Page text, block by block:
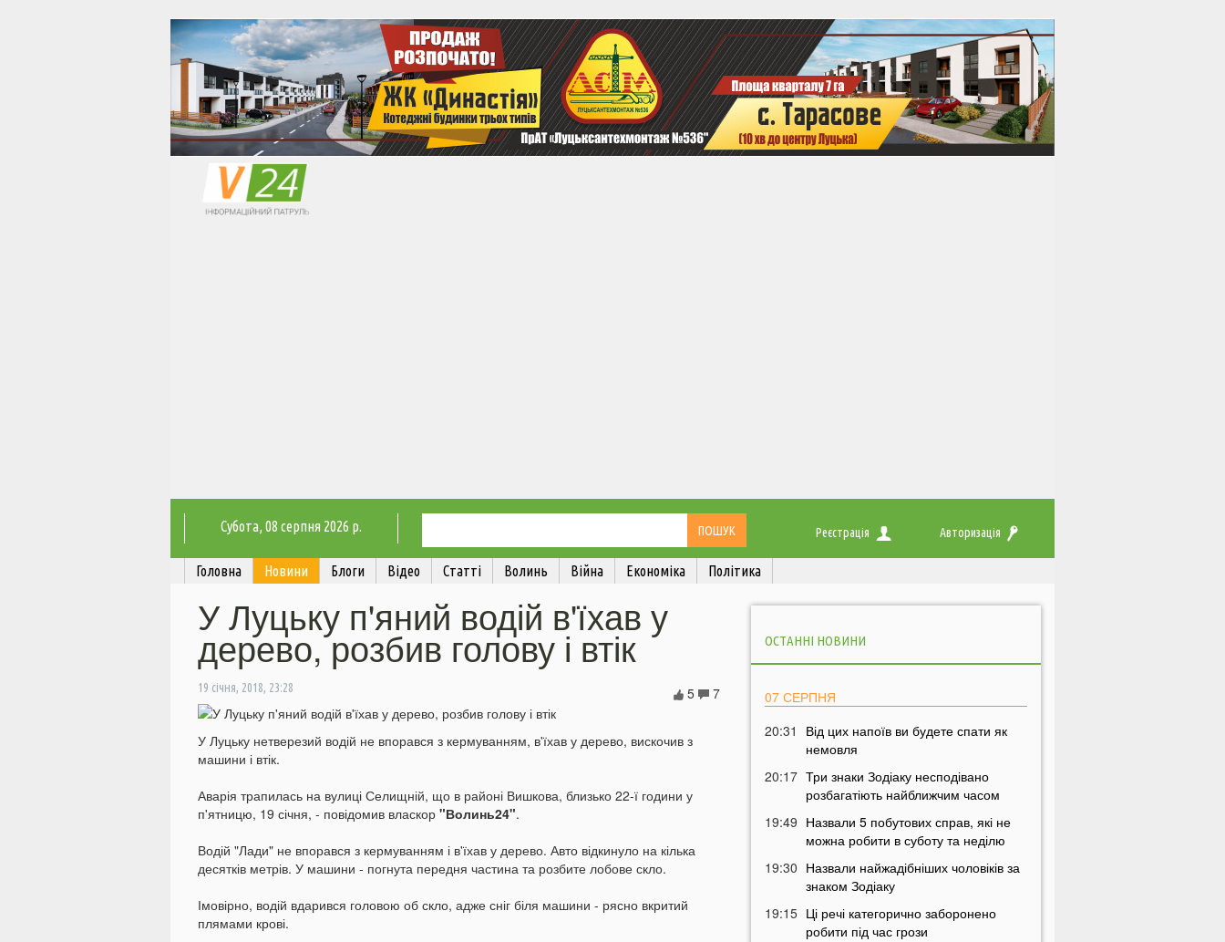
Субота, 08 серпня 2026 р. Реєстрація Авторизація
Головна Новини Блоги Відео Статті Волинь Війна Економіка Політика
У Луцьку п'яний водій в'їхав у
дерево, розбив голову і втік
19 січня, 2018, 23:28 7
5
У Луцьку нетверезий водій не впорався з кермуванням, в'їхав у дерево, вискочив з
машини і втік.
Аварія трапилась на вулиці Селищній, що в районі Вишкова, близько 22-ї години у
п'ятницю, 19 січня, - повідомив власкор "Волинь24".
Водій "Лади" не впорався з кермуванням і в'їхав у дерево. Авто відкинуло на кілька
десятків метрів. У машини - погнута передня частина та розбите лобове скло.
Імовірно, водій вдарився головою об скло, адже сніг біля машини - рясно вкритий
плямами крові.
ОСТАННІ НОВИНИ
07 СЕРПНЯ
20:31
Від цих напоїв ви будете спати як
немовля
20:17 Три знаки Зодіаку несподівано
розбагатіють найближчим часом
19:49 Назвали 5 побутових справ, які не
можна робити в суботу та неділю
19:30 Назвали найжадібніших чоловіків за
знаком Зодіаку
19:15 Ці речі категорично заборонено
робити під час грози